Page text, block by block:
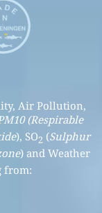
Air Pollution,
(Respirable
), SO2 (Sulphur
) and Weather
from: